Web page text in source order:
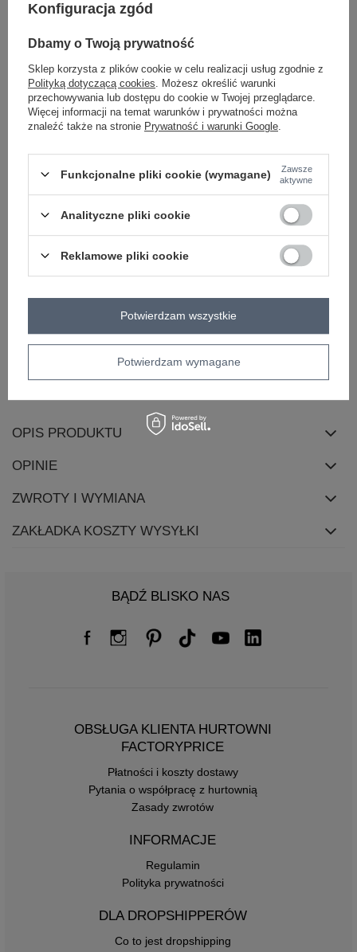
ZALOGUJ SIĘ I ZOBACZ CENĘ
Masz pytanie? Chętnie pomożemy.
Zadzwoń+48 601 547 740 Zadaj pytanie
Kod produktu
DHJ-SK-15163.84
dominujący
nadruk
sukienka plisowana
sukienka prosta
dominujący
poliester
długość
midi
długi rękaw
skład materiału
95% poliester 5% elastan
OPIS PRODUKTU
OPINIE
ZWROTY I WYMIANA
ZAKŁADKA KOSZTY WYSYŁKI
BĄDŹ BLISKO NAS
OBSŁUGA KLIENTA HURTOWNI
FACTORYPRICE
Płatności i koszty dostawy
Pytania o współpracę z hurtownią
Zasady zwrotów
INFORMACJE
Regulamin
Polityka prywatności
DLA DROPSHIPPERÓW
Co to jest dropshipping
Konfiguracja zgód
Dbamy o Twoją prywatność
Sklep korzysta z plików cookie w celu realizacji usług zgodnie z
Polityką dotyczącą cookies . Możesz określić warunki
przechowywania lub dostępu do cookie w Twojej przeglądarce.
Więcej informacji na temat warunków i prywatności można
znaleźć także na stronie Prywatność i warunki Google
Funkcjonalne pliki cookie (wymagane)
Zawsze
aktywne
Analityczne pliki cookie
Reklamowe pliki cookie
Potwierdzam wymagane
Potwierdzam wszystkie